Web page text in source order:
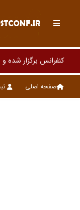
کنفرانس برگزار
صفحه اصلی